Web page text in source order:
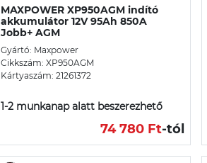
MAXPOWER XP950AGM indító
akkumulátor 12V 95Ah 850A
Jobb+ AGM
Gyártó: Maxpower
Cikkszám: XP950AGM
Kártyaszám: 21261372
1-2 munkanap alatt beszerezhető
74 780 Ft-tól